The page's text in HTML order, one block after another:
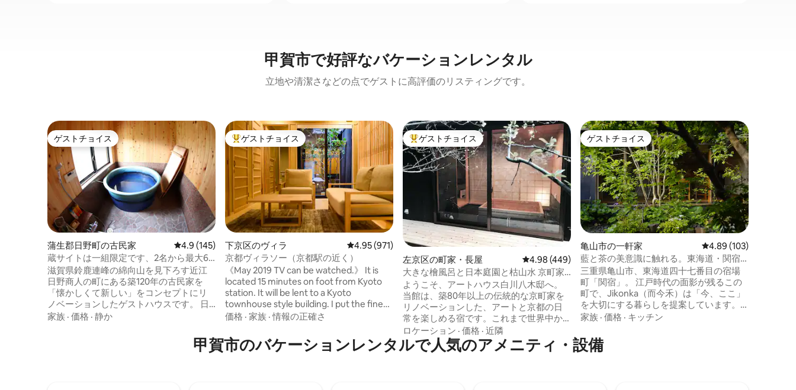
甲賀市で好評なバケーションレンタル
立地や清潔さなどの点でゲストに高評価のリスティングです。
ゲストチョイス
ゲストチョイス
蒲生郡日野町の古民家 レビュー145件、5つ星中4.9つ星の平均評価
4.9 (145)
蔵サイトは一組限定です、2名から最大6
名が宿泊できます、専用の信楽焼の浴槽
のお風呂が付いています。
滋賀県鈴鹿連峰の綿向山を見下ろす近江
日野商人の町にある築120年の古民家を
「懐かしくて新しい」をコンセプトにリ
ノベーションしたゲストハウスです。 日
野町の町並みもどこか懐かしくて心がお
山ビレッジ」は令和元年に誕生しまし
家族 · 価格 · 静か
大好評のゲストチョイスです。
ゲストチョイス
下京区のヴィラ レビュー971件、5つ星中4.95つ星の平均評価
4.95 (971)
京都ヴィラソー（京都駅の近く）
《May 2019 TV can be watched.》 It is
located 15 minutes on foot from Kyoto
station. It will be lent to a Kyoto
townhouse style building. I put the finest
furniture and the finest bed. You can also
adults and uses Japanese cypress. It will
be a very beautiful room just opened in
価格 · 家族 ·情報の正確さ
大好評のゲストチョイスです。
ゲストチョイス
左京区の町家・長屋 レビュー449件、5つ星中4.98つ星の平均評価
4.98 (449)
大きな檜風呂と日本庭園と枯山水 京町家
認定 【白川八木邸】京都 住宅宿泊事業
登録済 １日１組限定
ようこそ、アートハウス白川八木邸へ。
当館は、築80年以上の伝統的な京町家を
リノベーションした、アートと京都の日
常を楽しめる宿です。これまで世界中か
ら1,000組を超えるゲストをお迎えし、多
くの文化交流が生まれてきました。館内
ではアート作品を鑑賞しながら、大きな
ロケーション · 価格 · 近隣
ゲストチョイス
ゲストチョイス
亀山市の一軒家 レビュー103件、5つ
4.89 (103)
藍と茶の美意識に触れる。東海道・関宿
の町なみと手仕事の美学を味わう滞在
三重県亀山市、東海道四十七番目の宿場
町「関宿」。 江戸時代の面影が残るこの
町で、Jikonka（而今禾）は「今、ここ」
を大切にする暮らしを提案しています。
Jikonka Stayは一日一組限定の古民家レジ
する空間で、静かに心を整える時間をお
過ごしください。 【体感する5つの美しき
家族 · 価格 · キッチン
甲賀市のバケーションレンタルで人気のアメニティ・設備